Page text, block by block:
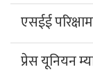
एसईई
प्रेस यूनियन